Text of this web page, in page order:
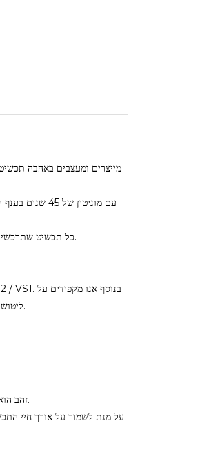
עם מוניטין
כל תכשיט שתרכשי אצלינו יגיע אליך עם תעודה בה דירוג אמין ומדויק של איכות האבנים.
ליטוש מלא של 57 פאות היהלום על מנת למקסם את הברק הייחודי ליהלום.
זהב הוא חומר רך ויש לשמור עליו מקבלת מכות כדי שצורתו המקורית תשמר.
על מנת לשמור על אורך חיי